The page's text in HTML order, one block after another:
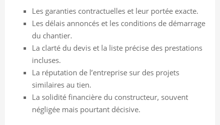
Les garanties contractuelles et leur portée exacte.
Les délais annoncés et les conditions de démarrage
du chantier.
La clarté du devis et la liste précise des prestations
incluses.
La réputation de l’entreprise sur des projets
similaires au tien.
La solidité financière du constructeur, souvent
négligée mais pourtant décisive.